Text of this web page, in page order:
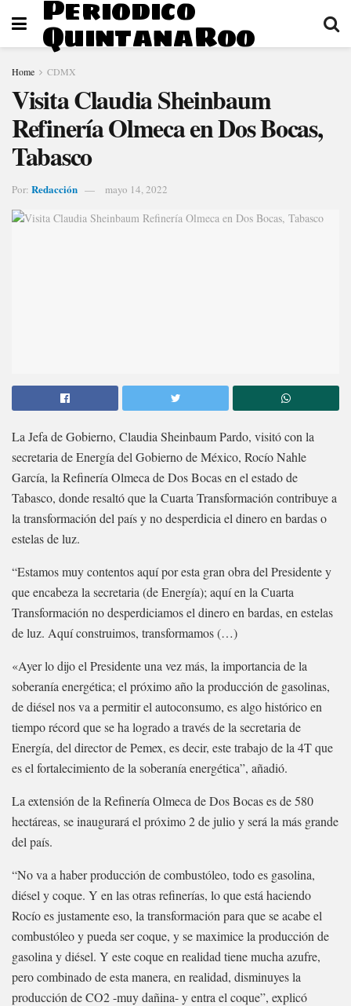
Periodico
QuintanaRoo
Home CDMX
Visita Claudia Sheinbaum
Refinería Olmeca en Dos Bocas,
Tabasco
Por: Redacción mayo 14, 2022
La Jefa de Gobierno, Claudia Sheinbaum Pardo, visitó con la
secretaria de Energía del Gobierno de México, Rocío Nahle
García, la Refinería Olmeca de Dos Bocas en el estado de
Tabasco, donde resaltó que la Cuarta Transformación contribuye a
la transformación del país y no desperdicia el dinero en bardas o
estelas de luz.
“Estamos muy contentos aquí por esta gran obra del Presidente y
que encabeza la secretaria (de Energía); aquí en la Cuarta
Transformación no desperdiciamos el dinero en bardas, en estelas
de luz. Aquí construimos, transformamos (…)
«Ayer lo dijo el Presidente una vez más, la importancia de la
soberanía energética; el próximo año la producción de gasolinas,
de diésel nos va a permitir el autoconsumo, es algo histórico en
tiempo récord que se ha logrado a través de la secretaria de
Energía, del director de Pemex, es decir, este trabajo de la 4T que
es el fortalecimiento de la soberanía energética”, añadió.
La extensión de la Refinería Olmeca de Dos Bocas es de 580
hectáreas, se inaugurará el próximo 2 de julio y será la más grande
del país.
“No va a haber producción de combustóleo, todo es gasolina,
diésel y coque. Y en las otras refinerías, lo que está haciendo
Rocío es justamente eso, la transformación para que se acabe el
combustóleo y pueda ser coque, y se maximice la producción de
gasolina y diésel. Y este coque en realidad tiene mucha azufre,
pero combinado de esta manera, en realidad, disminuyes la
producción de CO2 -muy dañina- y entra el coque”, explicó